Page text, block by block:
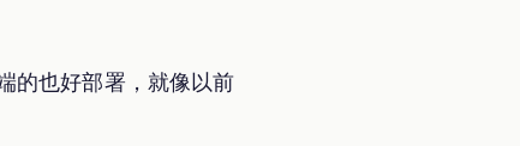
的也好部署，就像以前